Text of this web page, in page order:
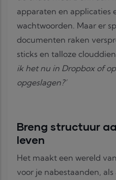
apparaten en applicaties
wachtwoorden. Maar er
documenten raken
sticks en talloze
ik het nu in Dropbox of
opgeslagen?’
Breng structuur
leven
Het maakt een wereld
voor je nabestaanden,